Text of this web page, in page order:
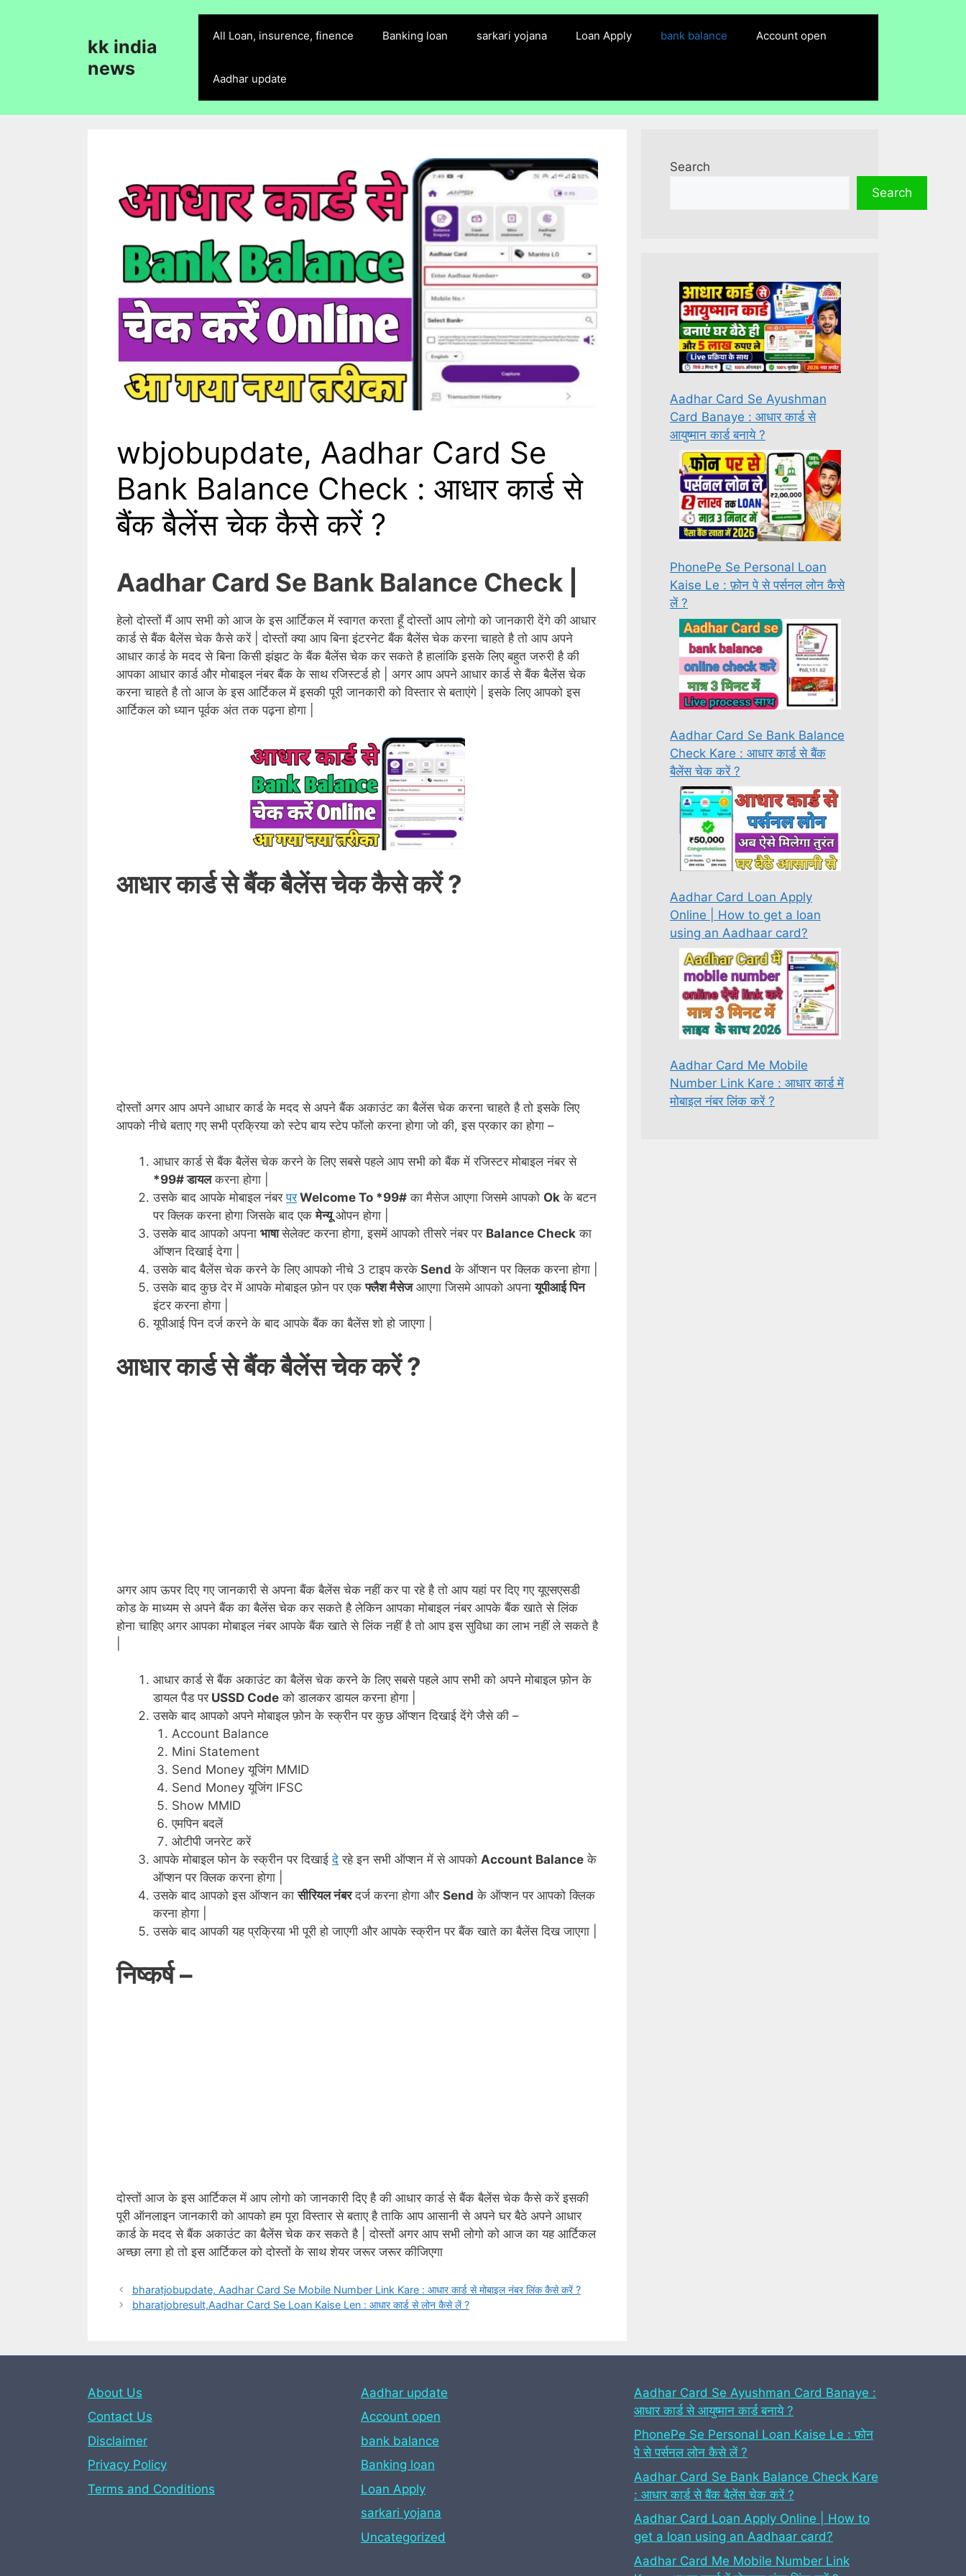
kk india
news
All Loan, insurence, finence Banking loan sarkari yojana Loan Apply bank balance Account open
Aadhar update
wbjobupdate, Aadhar Card Se
Bank Balance Check : आधार कार्ड से
बैंक बैलेंस चेक कैसे करें ?
Aadhar Card Se Bank Balance Check |
हेलो दोस्तों मैं आप सभी को आज के इस आर्टिकल में स्वागत करता हूँ दोस्तों आप लोगो को जानकारी देंगे की आधार
कार्ड से बैंक बैलेंस चेक कैसे करें | दोस्तों क्या आप बिना इंटरनेट बैंक बैलेंस चेक करना चाहते है तो आप अपने
आधार कार्ड के मदद से बिना किसी झंझट के बैंक बैलेंस चेक कर सकते है हालांकि इसके लिए बहुत जरुरी है की
आपका आधार कार्ड और मोबाइल नंबर बैंक के साथ रजिस्टर्ड हो | अगर आप अपने आधार कार्ड से बैंक बैलेंस चेक
करना चाहते है तो आज के इस आर्टिकल में इसकी पूरी जानकारी को विस्तार से बताएंगे | इसके लिए आपको इस
आर्टिकल को ध्यान पूर्वक अंत तक पढ़ना होगा |
आधार कार्ड से बैंक बैलेंस चेक कैसे करें ?
दोस्तों अगर आप अपने आधार कार्ड के मदद से अपने बैंक अकाउंट का बैलेंस चेक करना चाहते है तो इसके लिए
आपको नीचे बताए गए सभी प्रक्रिया को स्टेप बाय स्टेप फॉलो करना होगा जो की, इस प्रकार का होगा –
आधार कार्ड से बैंक बैलेंस चेक करने के लिए सबसे पहले आप सभी को बैंक में रजिस्टर मोबाइल नंबर से
*99# डायलकरना होगा |
उसके बाद आपके मोबाइल नंबरपरWelcome To *99# का मैसेज आएगा जिसमे आपको Ok के बटन
पर क्लिक करना होगा जिसके बाद एकमेन्यूओपन होगा |
उसके बाद आपको अपना भाषा सेलेक्ट करना होगा, इसमें आपको तीसरे नंबर पर Balance Check का
ऑप्शन दिखाई देगा |
उसके बाद बैलेंस चेक करने के लिए आपको नीचे 3 टाइप करके Send के ऑप्शन पर क्लिक करना होगा |
उसके बाद कुछ देर में आपके मोबाइल फ़ोन पर एकफ्लैश मैसेजआएगा जिसमे आपको अपनायूपीआई पिन
इंटर करना होगा |
यूपीआई पिन दर्ज करने के बाद आपके बैंक का बैलेंस शो हो जाएगा |
आधार कार्ड से बैंक बैलेंस चेक करें ?
अगर आप ऊपर दिए गए जानकारी से अपना बैंक बैलेंस चेक नहीं कर पा रहे है तो आप यहां पर दिए गए यूएसएसडी
कोड के माध्यम से अपने बैंक का बैलेंस चेक कर सकते है लेकिन आपका मोबाइल नंबर आपके बैंक खाते से लिंक
होना चाहिए अगर आपका मोबाइल नंबर आपके बैंक खाते से लिंक नहीं है तो आप इस सुविधा का लाभ नहीं ले सकते है
आधार कार्ड से बैंक अकाउंट का बैलेंस चेक करने के लिए सबसे पहले आप सभी को अपने मोबाइल फ़ोन के
डायल पैड परUSSD Code को डालकर डायल करना होगा |
उसके बाद आपको अपने मोबाइल फ़ोन के स्क्रीन पर कुछ ऑप्शन दिखाई देंगे जैसे की –
Account Balance
Mini Statement
Send Money यूजिंग MMID
Send Money यूजिंग IFSC
Show MMID
एमपिन बदलें
ओटीपी जनरेट करें
आपके मोबाइल फोन के स्क्रीन पर दिखाईदे रहे इन सभी ऑप्शन में से आपको Account Balance के
ऑप्शन पर क्लिक करना होगा |
उसके बाद आपको इस ऑप्शन कासीरियल नंबरदर्ज करना होगा और Send के ऑप्शन पर आपको क्लिक
करना होगा |
उसके बाद आपकी यह प्रक्रिया भी पूरी हो जाएगी और आपके स्क्रीन पर बैंक खाते का बैलेंस दिख जाएगा |
निष्कर्ष –
दोस्तों आज के इस आर्टिकल में आप लोगो को जानकारी दिए है की आधार कार्ड से बैंक बैलेंस चेक कैसे करें इसकी
पूरी ऑनलाइन जानकारी को आपको हम पूरा विस्तार से बताए है ताकि आप आसानी से अपने घर बैठे अपने आधार
कार्ड के मदद से बैंक अकाउंट का बैलेंस चेक कर सकते है | दोस्तों अगर आप सभी लोगो को आज का यह आर्टिकल
अच्छा लगा हो तो इस आर्टिकल को दोस्तों के साथ शेयर जरूर जरूर कीजिएगा
bharatjobupdate, Aadhar Card Se Mobile Number Link Kare : आधार कार्ड से मोबाइल नंबर लिंक कैसे करें ?
bharatjobresult,Aadhar Card Se Loan Kaise Len : आधार कार्ड से लोन कैसे लें ?
Search
Search
Aadhar Card Se Ayushman
Card Banaye : आधार कार्ड से
आयुष्मान कार्ड बनाये ?
PhonePe Se Personal Loan
Kaise Le : फ़ोन पे से पर्सनल लोन कैसे
लें ?
Aadhar Card Se Bank Balance
Check Kare : आधार कार्ड से बैंक
बैलेंस चेक करें ?
Aadhar Card Loan Apply
Online | How to get a loan
using an Aadhaar card?
Aadhar Card Me Mobile
Number Link Kare : आधार कार्ड में
मोबाइल नंबर लिंक करें ?
About Us
Contact Us
Disclaimer
Privacy Policy
Terms and Conditions
Aadhar update
Account open
bank balance
Banking loan
Loan Apply
sarkari yojana
Uncategorized
Aadhar Card Se Ayushman Card Banaye :
आधार कार्ड से आयुष्मान कार्ड बनाये ?
PhonePe Se Personal Loan Kaise Le : फ़ोन
पे से पर्सनल लोन कैसे लें ?
Aadhar Card Se Bank Balance Check Kare
: आधार कार्ड से बैंक बैलेंस चेक करें ?
Aadhar Card Loan Apply Online | How to
get a loan using an Aadhaar card?
Aadhar Card Me Mobile Number Link